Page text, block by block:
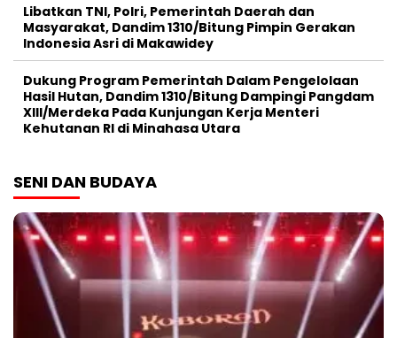
Libatkan TNI, Polri, Pemerintah Daerah dan
Masyarakat, Dandim 1310/Bitung Pimpin Gerakan
Indonesia Asri di Makawidey
Dukung Program Pemerintah Dalam Pengelolaan
Hasil Hutan, Dandim 1310/Bitung Dampingi Pangdam
XIII/Merdeka Pada Kunjungan Kerja Menteri
Kehutanan RI di Minahasa Utara
SENI DAN BUDAYA